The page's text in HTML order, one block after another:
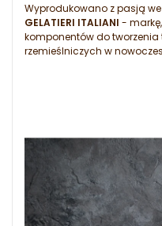
Wyprodukowano z pasją we
GELATIERI ITALIANI -
komponentów do
rzemieślniczych w